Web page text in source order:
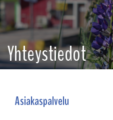
Yhteystiedot
Asiakaspalvelu